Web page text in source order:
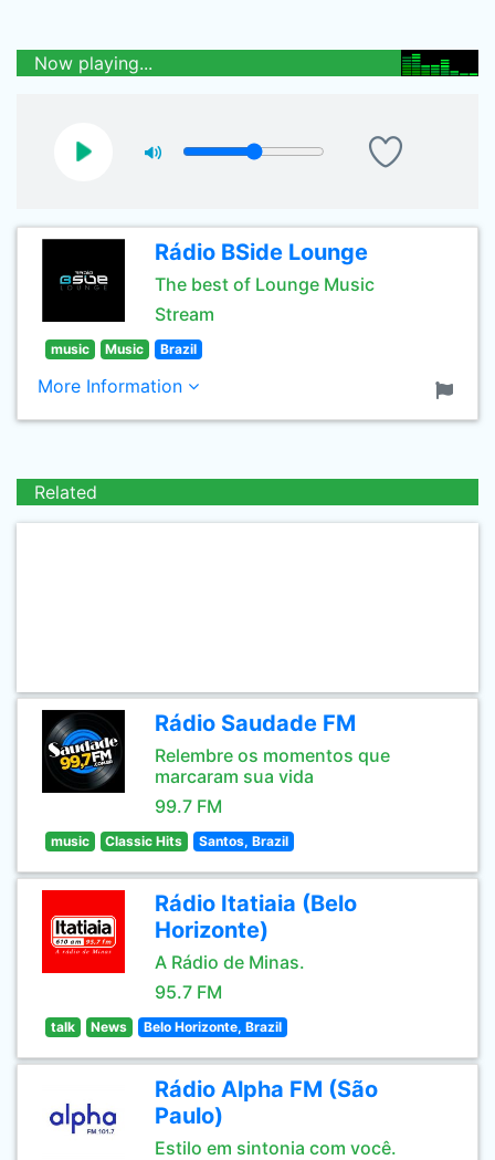
Now playing...
Rádio BSide Lounge
The best of Lounge Music
Stream
music Music Brazil
More Information
Related
Rádio Saudade FM
Relembre os momentos que
marcaram sua vida
99.7 FM
music Classic Hits Santos, Brazil
Rádio Itatiaia (Belo
Horizonte)
A Rádio de Minas.
95.7 FM
talk News Belo Horizonte, Brazil
Rádio Alpha FM (São
Paulo)
Estilo em sintonia com você.